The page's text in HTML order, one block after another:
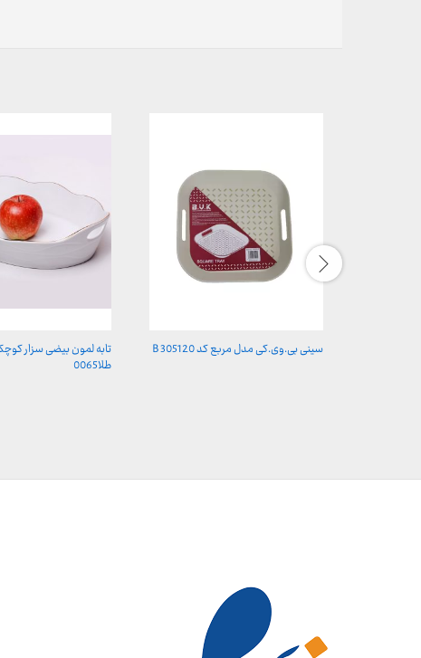
سینی بی.وی.کی مدل مربع کد B 305120
تابه لمون بیضی سزار
طلا0065